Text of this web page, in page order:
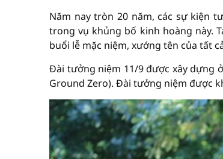
Năm nay tròn 20 năm, các sự kiện
trong vụ khủng bố kinh hoàng này.
buổi lễ mặc niệm, xướng tên của tất
Đài tưởng niệm 11/9 được xây dựng
Ground Zero). Đài tưởng niệm được